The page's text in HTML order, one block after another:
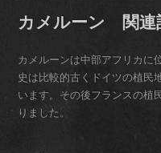
カメルーン 関連
カメルーンは中部アフリカに
史は比較的古くドイツの植民
います。その後フランスの植
りました。